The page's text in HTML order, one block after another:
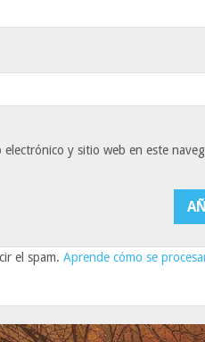
y sitio web en este
el spam. Aprende cómo se